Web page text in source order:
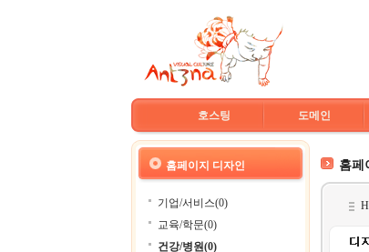
호스팅 도메인
홈페이지 디자인
기업/서비스(0)
교육/학문(0)
건강/병원(0)
홈페